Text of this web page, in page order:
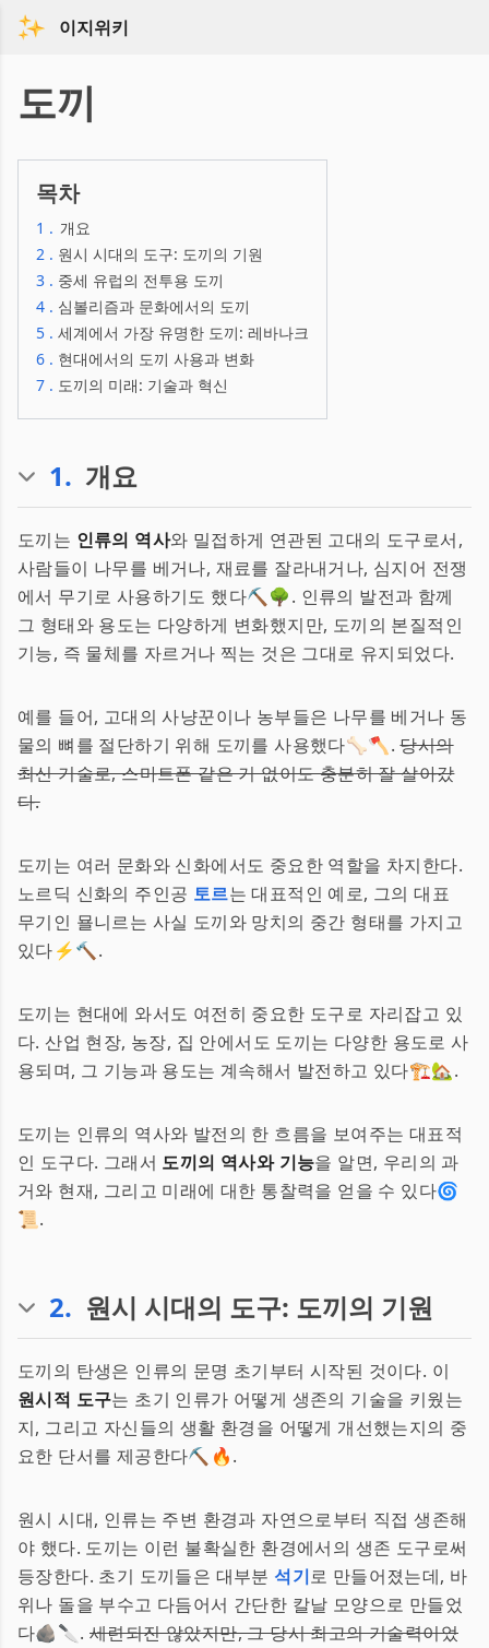
이지위키
도끼
목차
1 . 개요
2 . 원시 시대의 도구: 도끼의 기원
3 . 중세 유럽의 전투용 도끼
4 . 심볼리즘과 문화에서의 도끼
5 . 세계에서 가장 유명한 도끼: 레바나크
6 . 현대에서의 도끼 사용과 변화
7 . 도끼의 미래: 기술과 혁신
1. 개요
도끼는 인류의 역사와 밀접하게 연관된 고대의 도구로서,
사람들이 나무를 베거나, 재료를 잘라내거나, 심지어 전쟁
에서 무기로 사용하기도 했다⛏🌳. 인류의 발전과 함께
그 형태와 용도는 다양하게 변화했지만, 도끼의 본질적인
기능, 즉 물체를 자르거나 찍는 것은 그대로 유지되었다.
예를 들어, 고대의 사냥꾼이나 농부들은 나무를 베거나 동
물의 뼈를 절단하기 위해 도끼를 사용했다🦴🪓.당시의
최신 기술로, 스마트폰 같은 거 없이도 충분히 잘 살아갔
다.
도끼는 여러 문화와 신화에서도 중요한 역할을 차지한다.
노르딕 신화의 주인공 토르는 대표적인 예로, 그의 대표
무기인 묠니르는 사실 도끼와 망치의 중간 형태를 가지고
있다⚡🔨.
도끼는 현대에 와서도 여전히 중요한 도구로 자리잡고 있
다. 산업 현장, 농장, 집 안에서도 도끼는 다양한 용도로 사
용되며, 그 기능과 용도는 계속해서 발전하고 있다🏗🏡.
도끼는 인류의 역사와 발전의 한 흐름을 보여주는 대표적
인 도구다. 그래서 도끼의 역사와 기능을 알면, 우리의 과
거와 현재, 그리고 미래에 대한 통찰력을 얻을 수 있다🌀
📜.
2. 원시 시대의 도구: 도끼의 기원
도끼의 탄생은 인류의 문명 초기부터 시작된 것이다. 이
원시적 도구는 초기 인류가 어떻게 생존의 기술을 키웠는
지, 그리고 자신들의 생활 환경을 어떻게 개선했는지의 중
요한 단서를 제공한다⛏️🔥.
원시 시대, 인류는 주변 환경과 자연으로부터 직접 생존해
야 했다. 도끼는 이런 불확실한 환경에서의 생존 도구로써
등장한다. 초기 도끼들은 대부분 석기로 만들어졌는데, 바
위나 돌을 부수고 다듬어서 간단한 칼날 모양으로 만들었
다🪨🔪. 세련되진 않았지만, 그 당시 최고의 기술력이었